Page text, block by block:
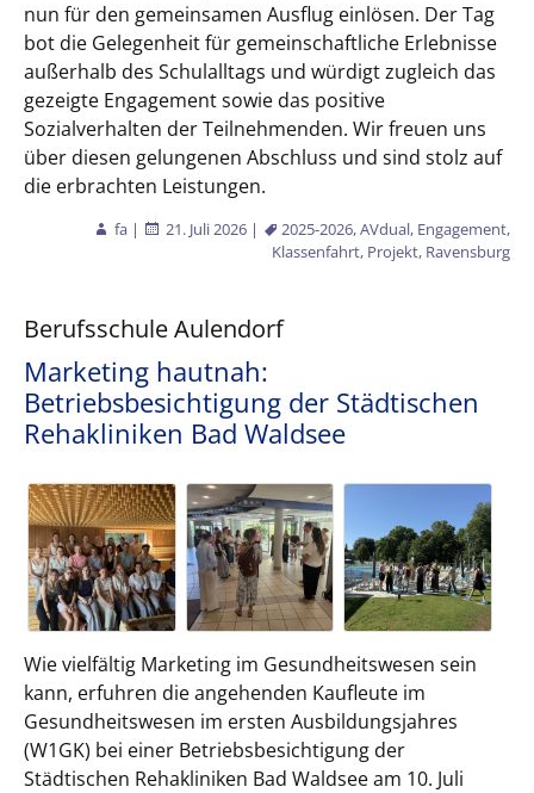
nun für den gemeinsamen Ausflug einlösen. Der Tag
bot die Gelegenheit für gemeinschaftliche Erlebnisse
außerhalb des Schulalltags und würdigt zugleich das
gezeigte Engagement sowie das positive
Sozialverhalten der Teilnehmenden. Wir freuen uns
über diesen gelungenen Abschluss und sind stolz auf
die erbrachten Leistungen.
fa | 21. Juli 2026 | 2025-2026,AVdual, Engagement,
Klassenfahrt, Projekt, Ravensburg
Berufsschule Aulendorf
Marketing hautnah:
Betriebsbesichtigung der Städtischen
Rehakliniken Bad Waldsee
Wie vielfältig Marketing im Gesundheitswesen sein
kann, erfuhren die angehenden Kaufleute im
Gesundheitswesen im ersten Ausbildungsjahres
(W1GK) bei einer Betriebsbesichtigung der
Städtischen Rehakliniken Bad Waldsee am 10. Juli